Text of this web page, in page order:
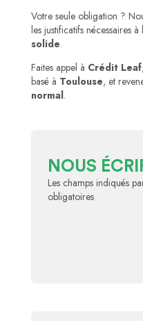
Votre seule obligation ?
les justificatifs nécessaires à
solide.
Faites appel à Crédit Leaf
basé à Toulouse, et
normal.
NOUS
Les champs indiqués
obligatoires